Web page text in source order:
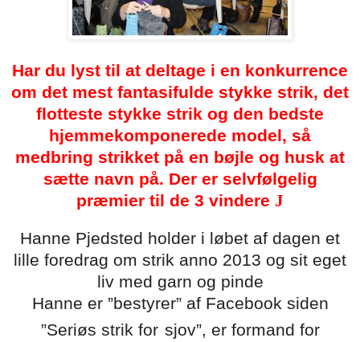
Har du lyst til at deltage i en konkurrence
om det mest fantasifulde stykke strik, det
flotteste stykke strik og den bedste
hjemmekomponerede model, så
medbring strikket på en bøjle og husk at
sætte navn på. Der er selvfølgelig
præmier til de 3 vindere J
Hanne Pjedsted holder i løbet af dagen et
lille foredrag om strik anno 2013 og sit eget
liv med garn og pinde
Hanne er ”bestyrer” af Facebook siden
”Seriøs strik for sjov”, er formand for